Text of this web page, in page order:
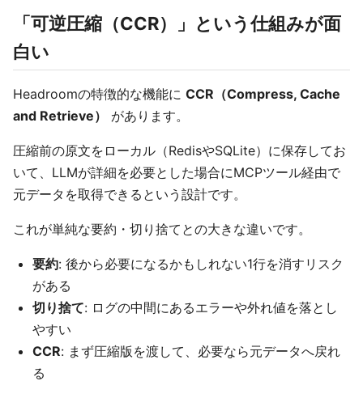
「可逆圧縮（CCR）」という仕組みが面
白い
Headroomの特徴的な機能に CCR（Compress, Cache
and Retrieve）
があります。
圧縮前の原文をローカル（RedisやSQLite）に保存してお
いて、LLMが詳細を必要とした場合にMCPツール経由で
元データを取得できるという設計です。
これが単純な要約・切り捨てとの大きな違いです。
要約: 後から必要になるかもしれない1行を消すリスク
がある
切り捨て: ログの中間にあるエラーや外れ値を落とし
やすい
CCR: まず圧縮版を渡して、必要なら元データへ戻れ
る